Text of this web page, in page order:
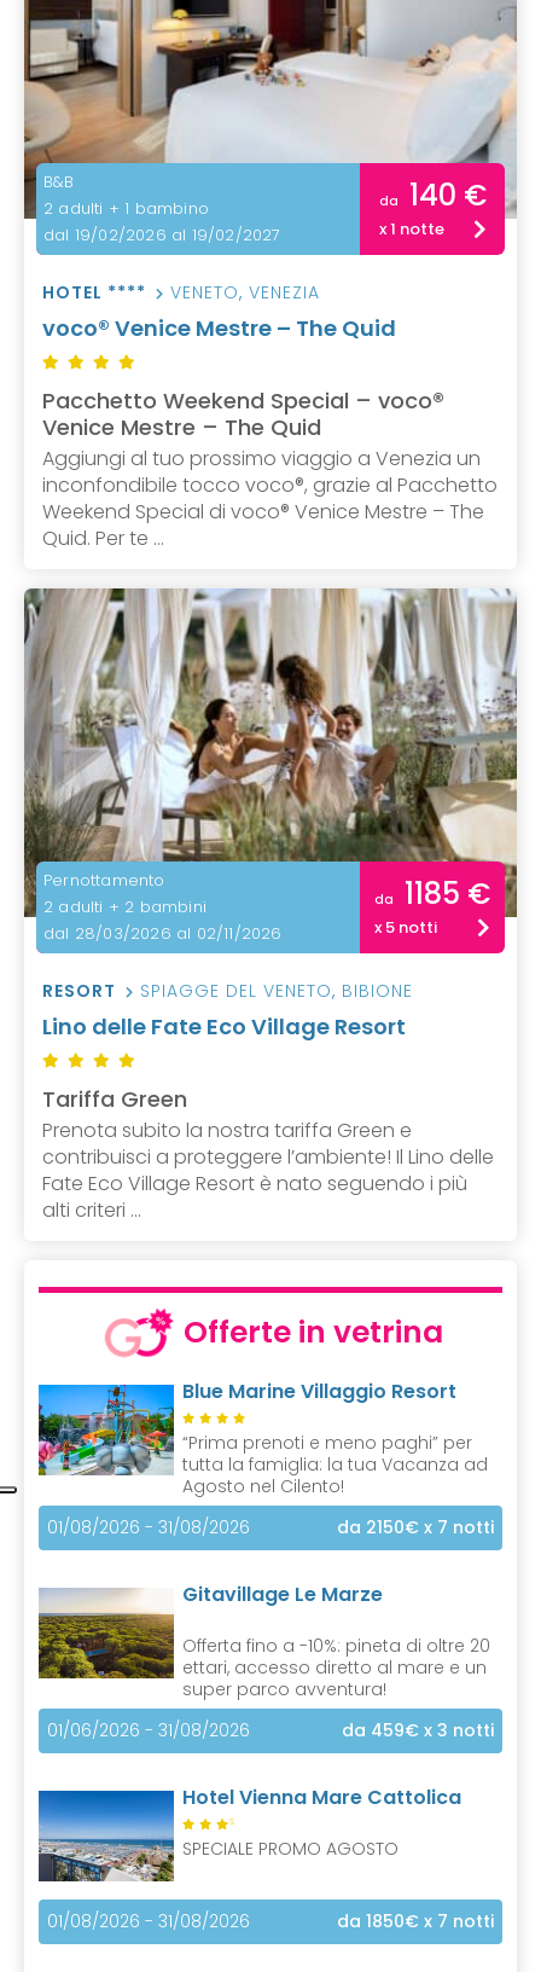
B&B
2 adulti + 1 bambino
dal 19/02/2026 al 19/02/2027
da 140 €
x 1 notte
HOTEL **** VENETO, VENEZIA
voco® Venice Mestre – The Quid
Pacchetto Weekend Special – voco®
Venice Mestre – The Quid
Aggiungi al tuo prossimo viaggio a Venezia un
inconfondibile tocco voco®, grazie al Pacchetto
Weekend Special di voco® Venice Mestre – The
Quid. Per te ...
Pernottamento
2 adulti + 2 bambini
dal 28/03/2026 al 02/11/2026
da 1185 €
x 5 notti
RESORT SPIAGGE DEL VENETO, BIBIONE
Lino delle Fate Eco Village Resort
Tariffa Green
Prenota subito la nostra tariffa Green e
contribuisci a proteggere l’ambiente! Il Lino delle
Fate Eco Village Resort è nato seguendo i più
alti criteri ...
Offerte in vetrina
Blue Marine Villaggio Resort
“Prima prenoti e meno paghi” per
tutta la famiglia: la tua Vacanza ad
Agosto nel Cilento!
01/08/2026 - 31/08/2026
da 2150€ x 7 notti
Gitavillage Le Marze
Offerta fino a -10%: pineta di oltre 20
ettari, accesso diretto al mare e un
super parco avventura!
01/06/2026 - 31/08/2026
da 459€ x 3 notti
Hotel Vienna Mare Cattolica
S
SPECIALE PROMO AGOSTO
01/08/2026 - 31/08/2026 da 1850€ x 7 notti